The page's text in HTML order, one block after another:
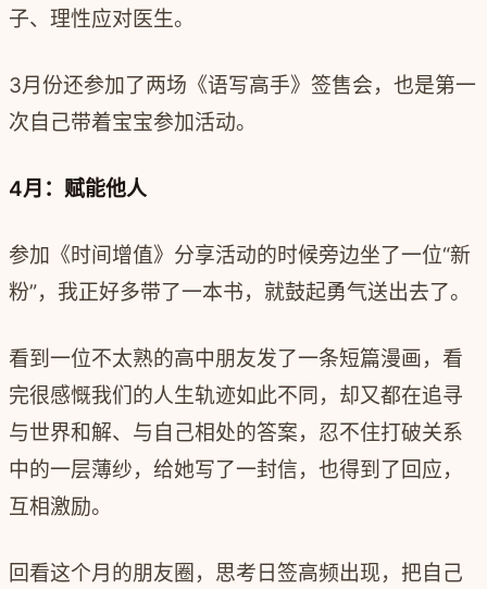
子、理性应对医生。
3月份还参加了两场《语写高手》签售会，也是第一
次自己带着宝宝参加活动。
4月：赋能他人
参加《时间增值》分享活动的时候旁边坐了一位“新
粉”，我正好多带了一本书，就鼓起勇气送出去了。
看到一位不太熟的高中朋友发了一条短篇漫画，看
完很感慨我们的人生轨迹如此不同，却又都在追寻
与世界和解、与自己相处的答案，忍不住打破关系
中的一层薄纱，给她写了一封信，也得到了回应，
互相激励。
回看这个月的朋友圈，思考日签高频出现，把自己